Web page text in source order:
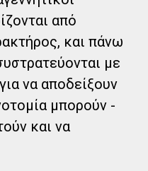
από
και πάνω
με
να αποδείξουν
μπορούν -
και να